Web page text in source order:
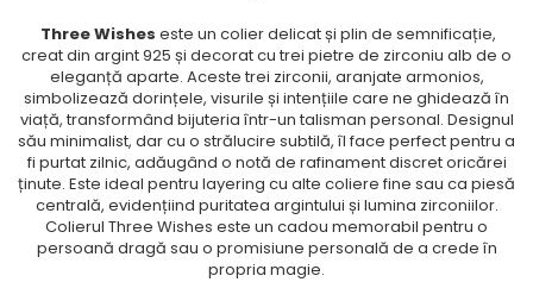
Three Wishes este un colier delicat și plin de semnificație,
creat din argint 925 și decorat cu trei pietre de zirconiu alb de o
eleganță aparte. Aceste trei zirconii, aranjate armonios,
simbolizează dorințele, visurile și intențiile care ne ghidează în
viață, transformând bijuteria într-un talisman personal. Designul
său minimalist, dar cu o strălucire subtilă, îl face perfect pentru a
fi purtat zilnic, adăugând o notă de rafinament discret oricărei
ținute. Este ideal pentru layering cu alte coliere fine sau ca piesă
centrală, evidențiind puritatea argintului și lumina zirconiilor.
Colierul Three Wishes este un cadou memorabil pentru o
persoană dragă sau o promisiune personală de a crede în
propria magie.